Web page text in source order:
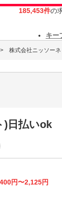
185,453件の
キー
株式会社ニッソー
)日払いok
円〜2,125円